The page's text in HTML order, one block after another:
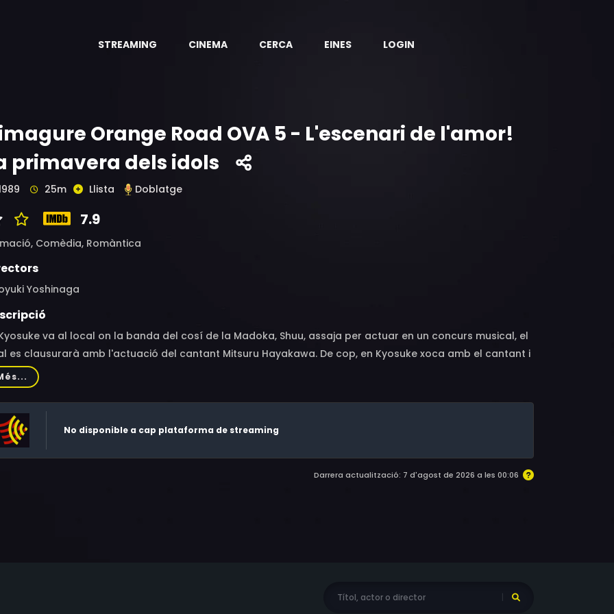
STREAMING CINEMA CERCA EINES LOGIN
Orange Road OVA 5 - L'escenari de l'amor!
primavera dels idols
25m Llista Doblatge
7.9
Comèdia, Romàntica
Yoshinaga
va al local on la banda del cosí de la Madoka, Shuu, assaja per actuar en un concurs musical, el
es clausurarà amb l'actuació del cantant Mitsuru Hayakawa. De cop, en Kyosuke xoca amb el cantant i
els seus cossos. Posteriorment és salvat de les hordes de fan per una antiga amiga de la
Shiori.
No disponible a cap plataforma de streaming
Darrera actualització: 7 d'agost de 2026 a les 00:06